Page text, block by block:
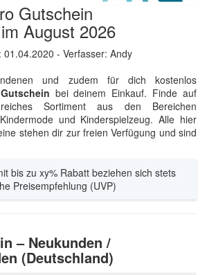
Gutschein
August 2026
01.04.2020 - Verfasser: Andy
und zudem für dich kostenlos
bei deinem Einkauf. Finde auf
Sortiment aus den Bereichen
und Kinderspielzeug. Alle hier
stehen dir zur freien Verfügung und sind
bis zu xy% Rabatt beziehen sich stets
Preisempfehlung (UVP)
– Neukunden /
(Deutschland)